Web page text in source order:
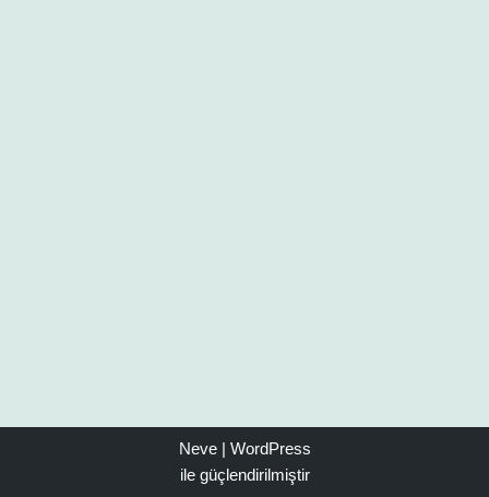
Neve| WordPress
ile güçlendirilmiştir